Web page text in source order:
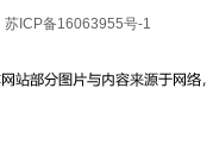
苏ICP备16063955号-1